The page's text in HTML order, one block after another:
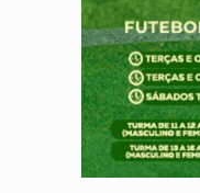
SAÚDE:
VÍDEO:
AÇÃO
PF ESTÁ